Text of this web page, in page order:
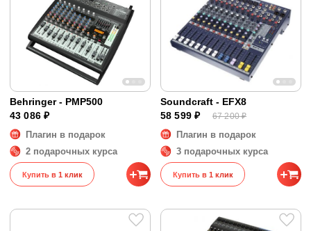
Behringer - PMP500
43 086 ₽
Плагин в подарок
2 подарочных курса
Купить в 1 клик
Soundcraft - EFX8
58 599 ₽
67 200 ₽
Плагин в подарок
3 подарочных курса
Купить в 1 клик